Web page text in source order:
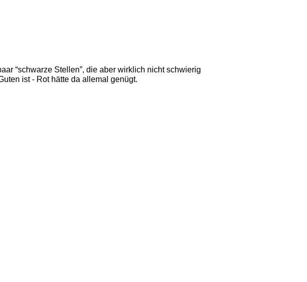
“schwarze Stellen”, die aber wirklich nicht schwierig
ist - Rot hätte da allemal genügt.